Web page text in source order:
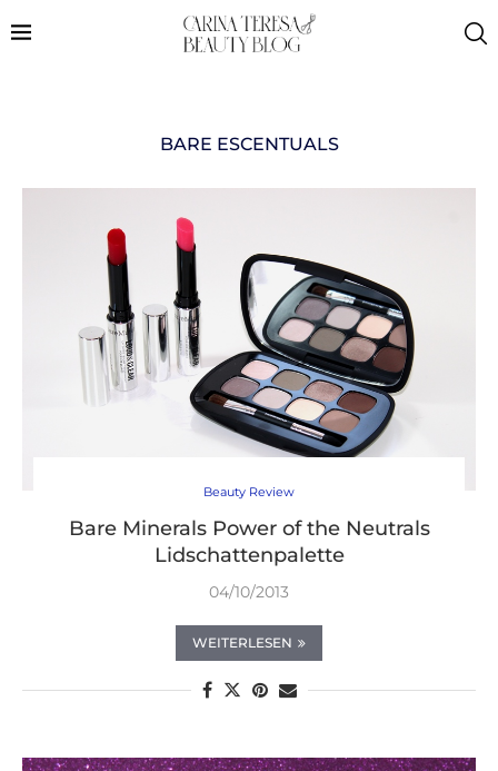
BARE ESCENTUALS
Beauty Review
Bare Minerals Power of the Neutrals
Lidschattenpalette
04/10/2013
WEITERLESEN